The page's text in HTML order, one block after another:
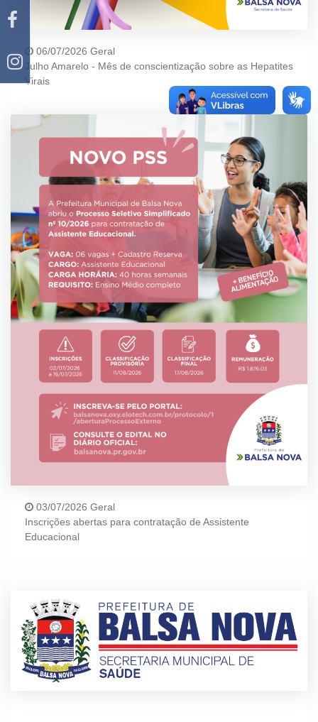
06/07/2026 Geral
Julho Amarelo - Mês de conscientização sobre as Hepatites
Virais
03/07/2026 Geral
Inscrições abertas para contratação de Assistente
Educacional